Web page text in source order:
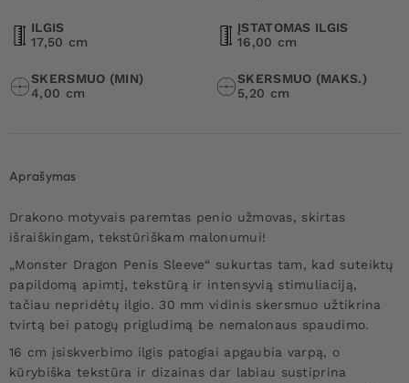
ILGIS
17,50 cm
ĮSTATOMAS ILGIS
16,00 cm
SKERSMUO (MIN)
4,00 cm
SKERSMUO (MAKS.)
5,20 cm
Aprašymas
Drakono motyvais paremtas penio užmovas, skirtas
išraiškingam, tekstūriškam malonumui!
„Monster Dragon Penis Sleeve“ sukurtas tam, kad suteiktų
papildomą apimtį, tekstūrą ir intensyvią stimuliaciją,
tačiau nepridėtų ilgio. 30 mm vidinis skersmuo užtikrina
tvirtą bei patogų prigludimą be nemalonaus spaudimo.
16 cm įsiskverbimo ilgis patogiai apgaubia varpą, o
kūrybiška tekstūra ir dizainas dar labiau sustiprina